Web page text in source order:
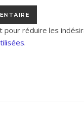
pour réduire les
.